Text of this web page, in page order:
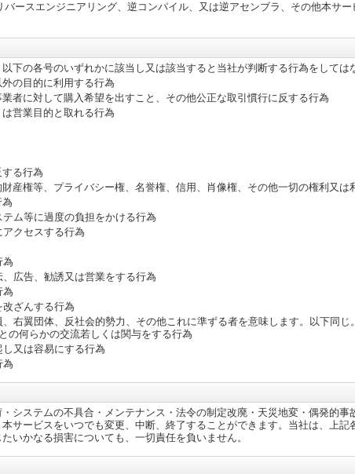
ースエンジニアリング、逆コンパイル、又は逆アセンブラ、その他本サ
下の各号のいずれかに該当し又は該当すると当社が判断する行為をしては
の目的に利用する行為
者に対して購入希望を出すこと、その他公正な取引慣行に反する行為
営業目的と取れる行為
する行為
産権等、プライバシー権、名誉権、信用、肖像権、その他一切の権利又は
為
テム等に過度の負担をかける行為
アクセスする行為
為
、広告、勧誘又は営業をする行為
為
改ざんする行為
、右翼団体、反社会的勢力、その他これに準ずる者を意味します。以下同
の何らかの交流若しくは関与をする行為
し又は容易にする行為
為
システムの不具合・メンテナンス・法令の制定改廃・天災地変・偶発的
サービスをいつでも変更、中断、終了することができます。当社は、上
いかなる損害についても、一切責任を負いません。